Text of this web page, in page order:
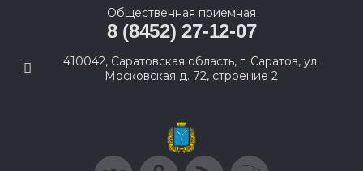
Общественная приемная
8 (8452) 27-12-07
410042, Саратовская область, г. Саратов, ул.
Московская д. 72, строение 2